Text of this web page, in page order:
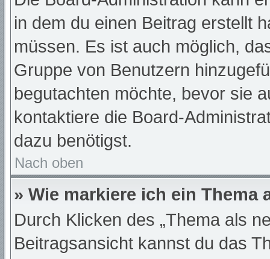
in dem du einen Beitrag erstellt
müssen. Es ist auch möglich,
Gruppe von Benutzern
begutachten möchte, bevor sie
kontaktiere die Board-
dazu benötigst.
Nach oben
» Wie markiere ich ein Thema
Durch Klicken des „Thema als
Beitragsansicht kannst du das